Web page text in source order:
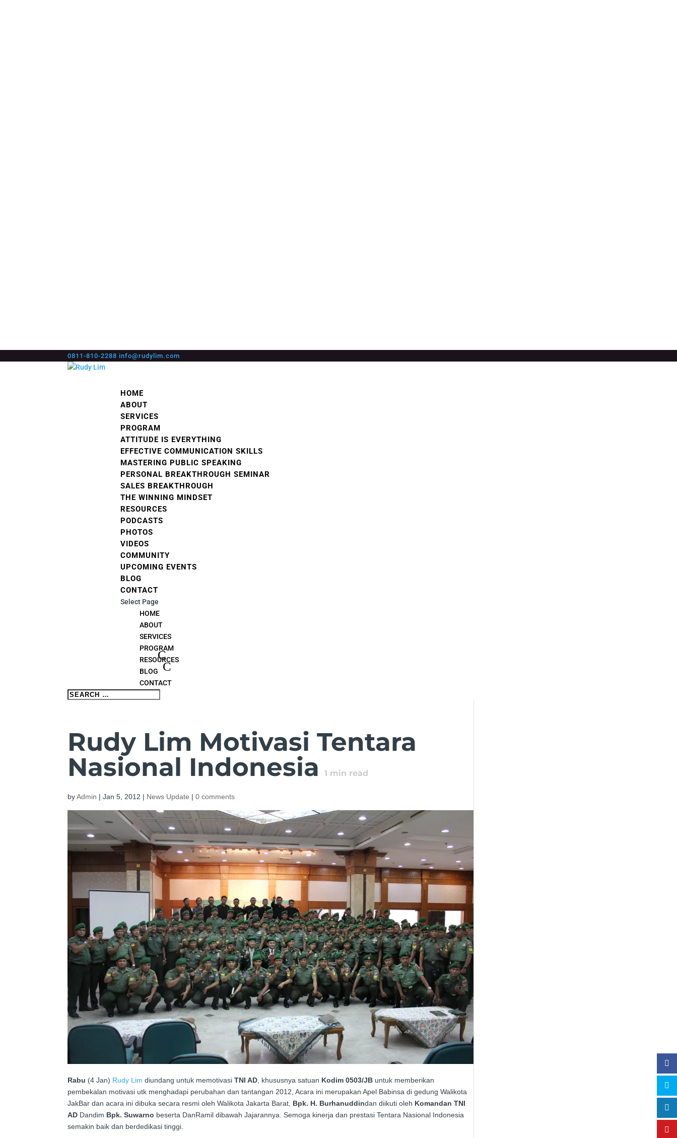
0811-810-2288 info@rudylim.com
HOME
ABOUT
SERVICES
PROGRAM
ATTITUDE IS EVERYTHING
EFFECTIVE COMMUNICATION SKILLS
MASTERING PUBLIC SPEAKING
PERSONAL BREAKTHROUGH SEMINAR
SALES BREAKTHROUGH
THE WINNING MINDSET
RESOURCES
PODCASTS
PHOTOS
VIDEOS
COMMUNITY
UPCOMING EVENTS
BLOG
CONTACT
Select Page
HOME
ABOUT
SERVICES
PROGRAM
RESOURCES
BLOG
CONTACT
Rudy Lim Motivasi Tentara
Nasional Indonesia
1 min read
byAdmin |Jan 5, 2012 | News Update |0 comments
Rabu (4 Jan) Rudy Lim diundang untuk memotivasiTNI AD , khususnya satuan Kodim 0503/JB untuk memberikan
pembekalan motivasi utk menghadapi perubahan dan tantangan 2012, Acara ini merupakan Apel Babinsa di gedung Walikota
JakBar dan acara ini dibuka secara resmi oleh Walikota Jakarta Barat, Bpk. H. Burhanuddindan diikuti oleh Komandan TNI
AD Dandim Bpk. Suwarno beserta DanRamil dibawah Jajarannya. Semoga kinerja dan prestasi Tentara Nasional Indonesia
semakin baik dan berdedikasi tinggi.